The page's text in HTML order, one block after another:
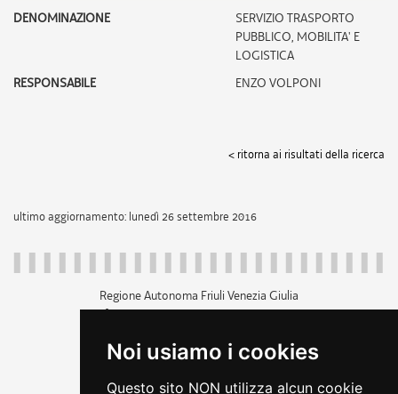
Noi usiamo i cookies
Questo sito NON utilizza alcun cookie
DENOMINAZIONE
SERVIZIO TRASPORTO
PUBBLICO, MOBILITA' E
LOGISTICA
RESPONSABILE
ENZO VOLPONI
< ritorna ai risultati della ricerca
ultimo aggiornamento: lunedì 26 settembre 2016
Regione Autonoma Friuli Venezia Giulia
c.f. 80014930327; p.iva 00526040324
+39 040 3771111